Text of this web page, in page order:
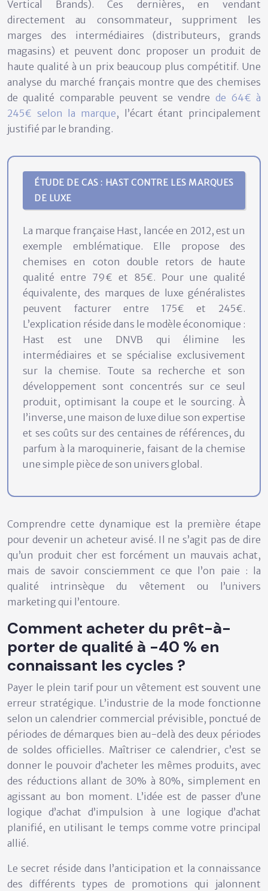
Vertical Brands). Ces dernières, en vendant
directement au consommateur, suppriment les
marges des intermédiaires (distributeurs, grands
magasins) et peuvent donc proposer un produit de
haute qualité à un prix beaucoup plus compétitif. Une
analyse du marché français montre que des chemises
de qualité comparable peuvent se vendre de 64€ à
245€ selon la marque, l’écart étant principalement
justifié par le branding.
ÉTUDE DE CAS : HAST CONTRE LES MARQUES
DE LUXE
La marque française Hast, lancée en 2012, est un
exemple emblématique. Elle propose des
chemises en coton double retors de haute
qualité entre 79€ et 85€. Pour une qualité
équivalente, des marques de luxe généralistes
peuvent facturer entre 175€ et 245€.
L’explication réside dans le modèle économique :
Hast est une DNVB qui élimine les
intermédiaires et sespécialise exclusivement
sur la chemise. Toute sa recherche et son
développement sont concentrés sur ce seul
produit, optimisant la coupe et le sourcing. À
l’inverse, une maison de luxe dilue son expertise
et ses coûts sur des centaines de références, du
parfum à la maroquinerie, faisant de la chemise
une simple pièce de son univers global.
Comprendre cette dynamique est la première étape
pour devenir un acheteur avisé. Il ne s’agit pas de dire
qu’un produit cher est forcément un mauvais achat,
mais de savoir consciemment ce que l’on paie : la
qualité intrinsèque du vêtement ou l’univers
marketing qui l’entoure.
Comment acheter du prêt-à-
porter de qualité à -40 % en
connaissant les cycles ?
Payer le plein tarif pour un vêtement est souvent une
erreur stratégique. L’industrie de la mode fonctionne
selon un calendrier commercial prévisible, ponctué de
périodes de démarques bien au-delà des deux périodes
de soldes officielles. Maîtriser ce calendrier, c’est se
donner le pouvoir d’acheter les mêmes produits, avec
des réductions allant de 30% à 80%, simplement en
agissant au bon moment. L’idée est de passer d’une
logique d’achat d’impulsion à une logique d’achat
planifié, en utilisant le temps comme votre principal
allié.
Le secret réside dans l’anticipation et la connaissance
des différents types de promotions qui jalonnent